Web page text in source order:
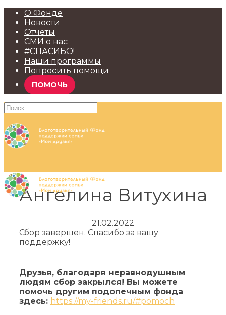
О Фонде
Новости
Отчёты
СМИ о нас
#СПАСИБО!
Наши программы
Попросить помощи
ПОМОЧЬ
Ангелина Витухина
21.02.2022
Сбор завершен. Спасибо за вашу
поддержку!
Друзья, благодаря неравнодушным
людям сбор закрылся! Вы можете
помочь другим подопечным фонда
здесь: https://my-friends.ru/#pomoch